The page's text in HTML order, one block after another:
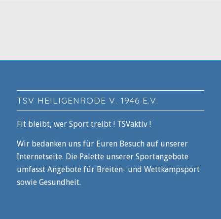
TSV HEILIGENRODE V. 1946 E.V.
Fit bleibt, wer Sport treibt ! TSVaktiv !
Wir bedanken uns für Euren Besuch auf unserer
Internetseite. Die Palette unserer Sportangebote
umfasst Angebote für Breiten- und Wettkampsport
sowie Gesundheit.